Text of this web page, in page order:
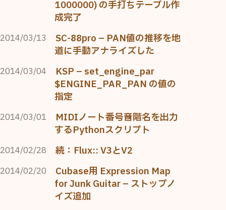
1000000) の手打ちテーブル作
成完了
2014/03/13
SC-88pro – PAN値の推移を地
道に手動アナライズした
2014/03/04
KSP – set_engine_par
$ENGINE_PAR_PAN の値の
指定
2014/03/01
MIDIノート番号→音階名を出力
するPythonスクリプト
2014/02/28 続：Flux:: V3とV2
2014/02/20
Cubase用 Expression Map
for Junk Guitar – ストップノ
イズ追加